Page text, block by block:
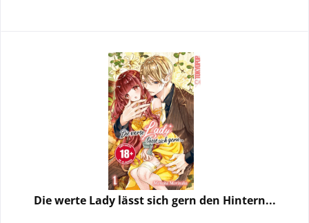
Die werte Lady lässt sich gern den Hintern...